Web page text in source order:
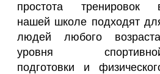
простота тренировок
нашей школе подходят
людей любого
уровня
подготовки и